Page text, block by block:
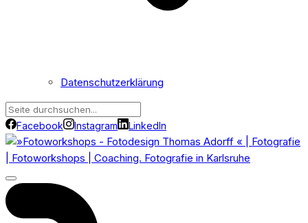
Datenschutzerklärung
Facebook Instagram LinkedIn